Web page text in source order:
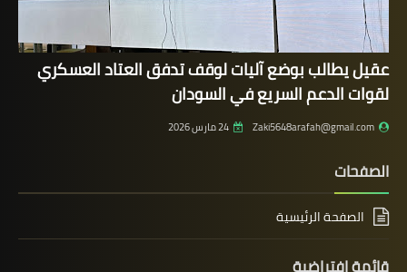
عقيل يطالب بوضع آليات لوقف تدفق العتاد العسكري
لقوات الدعم السريع في السودان
Zaki5648arafah@gmail.com 24 مارس 2026
الصفحات
الصفحة الرئيسية